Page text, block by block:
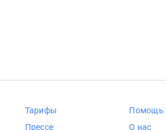
Тарифы
Прессе
Помощь
О нас